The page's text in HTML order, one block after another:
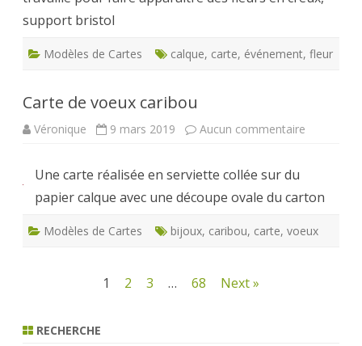
support bristol
Modèles de Cartes calque, carte, événement, fleur
Carte de voeux caribou
Véronique 9 mars 2019 Aucun commentaire
Une carte réalisée en serviette collée sur du
papier calque avec une découpe ovale du carton
Modèles de Cartes bijoux, caribou, carte, voeux
publications
1 2 3 … 68 Next »
RECHERCHE